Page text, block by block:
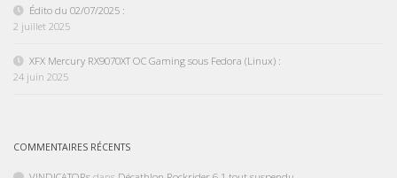
Édito du 02/07/2025 :
2 juillet 2025
XFX Mercury RX9070XT OC Gaming sous Fedora (Linux) :
24 juin 2025
COMMENTAIRES RÉCENTS